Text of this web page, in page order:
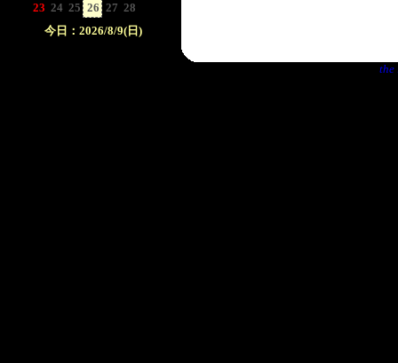
23 24 25 26 27 28
今日：2026/8/9(日)
the